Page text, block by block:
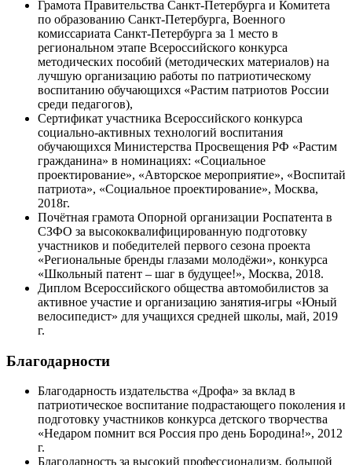
Грамота Правительства Санкт-Петербурга и Комитета
по образованию Санкт-Петербурга, Военного
комиссариата Санкт-Петербурга за 1 место в
региональном этапе Всероссийского конкурса
методических пособий (методических материалов) на
лучшую организацию работы по патриотическому
воспитанию обучающихся «Растим патриотов России
среди педагогов),
Сертификат участника Всероссийского конкурса
социально-активных технологий воспитания
обучающихся Министерства Просвещения РФ «Растим
гражданина» в номинациях: «Социальное
проектирование», «Авторское мероприятие», «Воспитай
патриота», «Социальное проектирование», Москва,
2018г.
Почётная грамота Опорной организации Роспатента в
СЗФО за высококвалифицированную подготовку
участников и победителей первого сезона проекта
«Региональные бренды глазами молодёжи», конкурса
«Школьный патент – шаг в будущее!», Москва, 2018.
Диплом Всероссийского общества автомобилистов за
активное участие и организацию занятия-игры «Юный
велосипедист» для учащихся средней школы, май, 2019
г.
Благодарности
Благодарность издательства «Дрофа» за вклад в
патриотическое воспитание подрастающего поколения и
подготовку участников конкурса детского творчества
«Недаром помнит вся Россия про день Бородина!», 2012
г.
Благодарность за высокий профессионализм, большой